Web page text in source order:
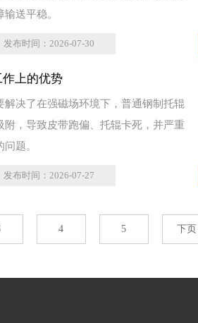
送平稳。
发布时间：2026-07-30
上的优势
解决了在强磁场环境下，普通钢制托辊
附，导致皮带跑偏、托辊卡死，并严重
题。
发布时间：2026-07-27
4 5 下页